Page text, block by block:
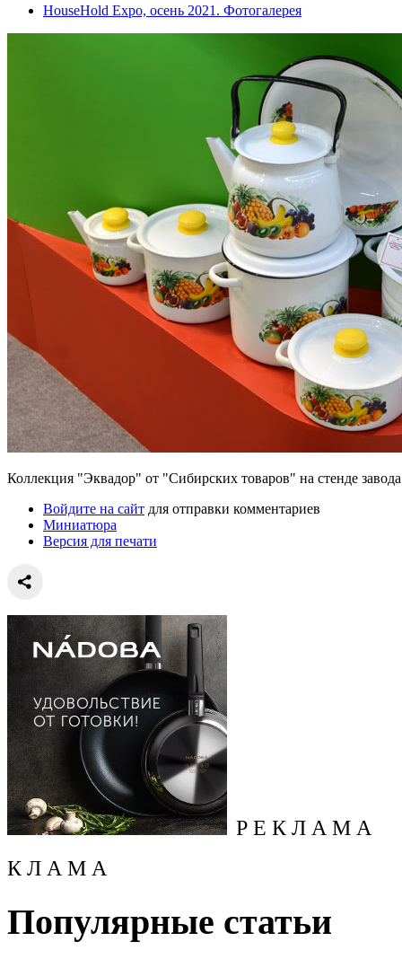
HouseHold Expo, осень 2021. Фотогалерея
Коллекция "Эквадор" от "Сибирских товаров" на стенде
Войдите на сайт для отправки комментариев
Миниатюра
Версия для печати
Р Е К Л А М А
К Л А М А
Популярные статьи